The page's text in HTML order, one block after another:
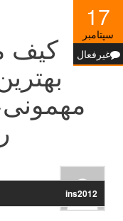
17
سپتامبر
غیرفعال
کیف
ins2012